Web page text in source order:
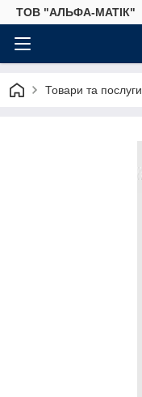
ТОВ "АЛЬФА-МАТІК"
Товари та послуги